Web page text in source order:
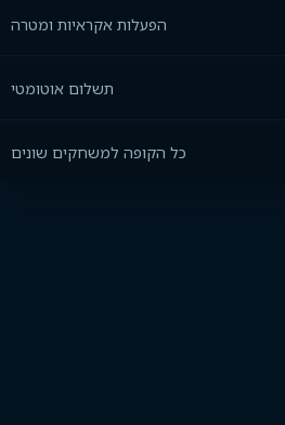
הפעלות אקראיות ומטרה
תשלום אוטומטי
כל הקופה למשחקים שונים